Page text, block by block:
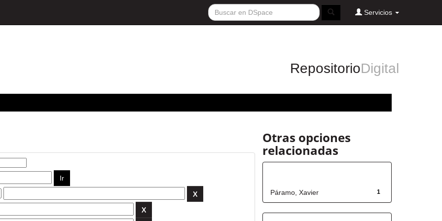
Servicios
RepositorioDigital
Otras opciones
relacionadas
1
Páramo, Xavier